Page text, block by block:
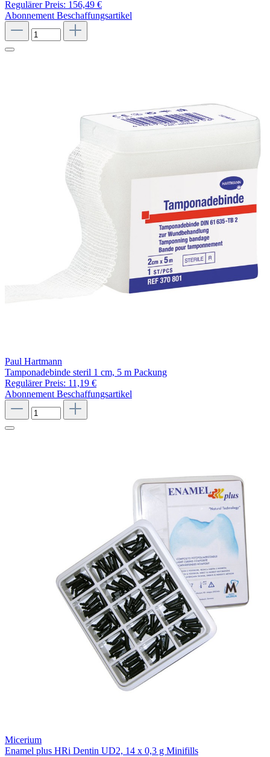
Regulärer Preis: 156,49 €
Abonnement Beschaffungsartikel
Paul Hartmann
Tamponadebinde steril 1 cm, 5 m Packung
Regulärer Preis: 11,19 €
Abonnement Beschaffungsartikel
Micerium
Enamel plus HRi Dentin UD2, 14 x 0,3 g Minifills